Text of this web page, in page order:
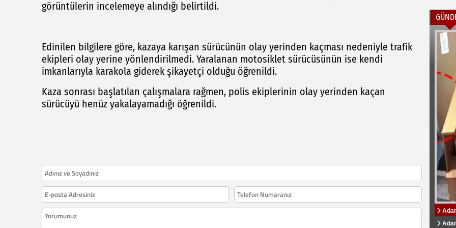
görüntülerin incelemeye alındığı belirtildi.
Edinilen bilgilere göre, kazaya karışan sürücünün olay yerinden kaçması nedeniyle trafik
ekipleri olay yerine yönlendirilmedi. Yaralanan motosiklet sürücüsünün ise kendi
imkanlarıyla karakola giderek şikayetçi olduğu öğrenildi.
Kaza sonrası başlatılan çalışmalara rağmen, polis ekiplerinin olay yerinden kaçan
sürücüyü henüz yakalayamadığı öğrenildi.
ADS
Ads
AK